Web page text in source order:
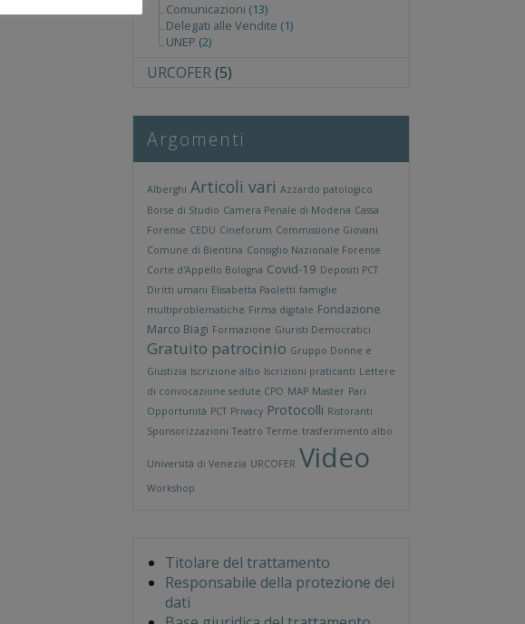
Comunicazioni (13)
Delegati alle Vendite (1)
UNEP (2)
URCOFER(5)
Argomenti
Alberghi Articoli vari Azzardo patologico
Borse di Studio Camera Penale di Modena Cassa
Forense CEDU Cineforum Commissione Giovani
Comune di Bientina Consiglio Nazionale Forense
Corte d'Appello Bologna Covid-19 Depositi PCT
Diritti umani Elisabetta Paoletti famiglie
multiproblematiche Firma digitale Fondazione
Marco Biagi Formazione Giuristi Democratici
Gratuito patrocinio Gruppo Donne e
Giustizia Iscrizione albo Iscrizioni praticanti Lettere
di convocazione sedute CPO MAP Master Pari
Opportunità PCT Privacy Protocolli Ristoranti
Sponsorizzazioni Teatro Terme trasferimento albo
Università di Venezia URCOFER Video
Workshop
Titolare del trattamento
Responsabile della protezione dei
dati